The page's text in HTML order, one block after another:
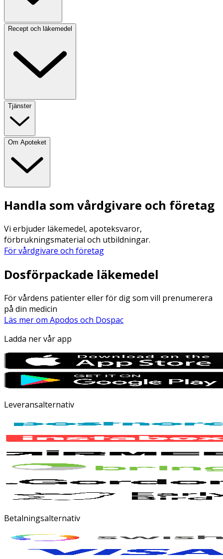
Recept och läkemedel
Tjänster
Om Apoteket
Handla som vårdgivare och företag
Vi erbjuder läkemedel, apoteksvaror,
förbrukningsmaterial och utbildningar.
För vårdgivare och företag
Dosförpackade läkemedel
För vårdens patienter eller för dig som vill prenumerera
på din medicin
Läs mer om Apodos och Dospac
Ladda ner vår app
Leveransalternativ
Betalningsalternativ